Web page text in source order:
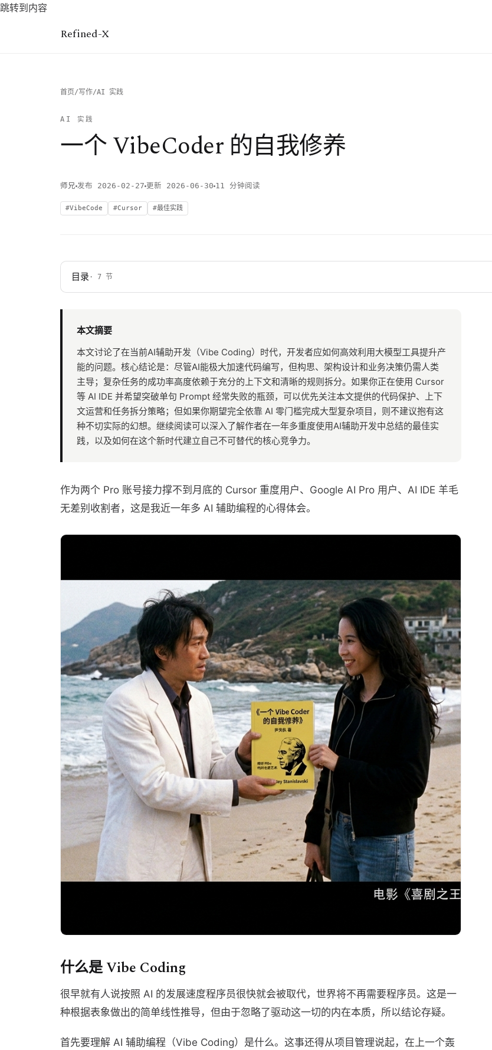
跳转到内容
Refined-X
首页/写作/AI 实践
AI 实践
一个 VibeCoder 的自我修养
师兄 发布 2026-02-27 更新 2026-06-30 11 分钟阅读
VibeCode Cursor 最佳实践
目录 · 7 节
本文摘要
本文讨论了在当前AI辅助开发（Vibe Coding）时代，开发者应如何高效利用大模型工具提升产
能的问题。核心结论是：尽管AI能极大加速代码编写，但构思、架构设计和业务决策仍需人类
主导；复杂任务的成功率高度依赖于充分的上下文和清晰的规则拆分。如果你正在使用 Cursor
等 AI IDE 并希望突破单句 Prompt 经常失败的瓶颈，可以优先关注本文提供的代码保护、上下
文运营和任务拆分策略；但如果你期望完全依靠 AI 零门槛完成大型复杂项目，则不建议抱有这
种不切实际的幻想。继续阅读可以深入了解作者在一年多重度使用AI辅助开发中总结的最佳实
践，以及如何在这个新时代建立自己不可替代的核心竞争力。
作为两个 Pro 账号接力撑不到月底的 Cursor 重度用户、Google AI Pro 用户、AI IDE 羊毛
无差别收割者，这是我近一年多 AI 辅助编程的心得体会。
什么是 Vibe Coding
很早就有人说按照 AI 的发展速度程序员很快就会被取代，世界将不再需要程序员。这是一
种根据表象做出的简单线性推导，但由于忽略了驱动这一切的内在本质，所以结论存疑。
首先要理解 AI 辅助编程（Vibe Coding）是什么。这事还得从项目管理说起，在上一个轰